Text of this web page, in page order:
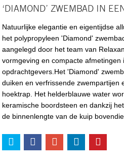
‘DIAMOND’ ZWEMBAD IN
Natuurlijke elegantie en eigentijdse
het polypropyleen 'Diamond'
aangelegd door het team van
vormgeving en compacte
opdrachtgevers.Het 'Diamond'
duiken en verfrissende zwempartijen
hoektrap. Het helderblauwe water
keramische boordsteen en dankzij
de binnenlengte van de kuip